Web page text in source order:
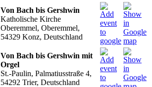
Von Bach bis Gershwin
Katholische Kirche
Oberemmel, Oberemmel,
54329 Konz, Deutschland
Von Bach bis Gershwin mit
Orgel
St.-Paulin, Palmatiusstraße 4,
54292 Trier, Deutschland